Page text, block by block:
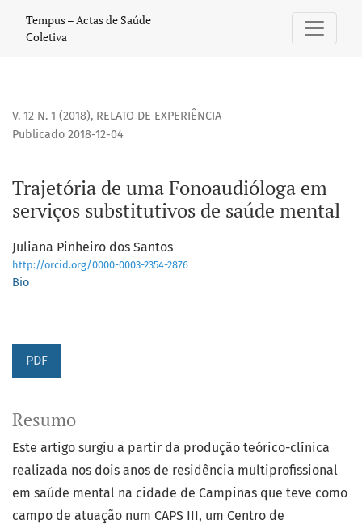
Trajetória de uma Fonoaudióloga em serviços
Tempus – Actas de Saúde
Coletiva
V. 12 N. 1 (2018), RELATO DE EXPERIÊNCIA
Trajetória de uma Fonoaudióloga em
serviços substitutivos de saúde mental
Publicado 2018-12-04
Juliana Pinheiro dos Santos
http://orcid.org/0000-0003-2354-2876
Bio
PDF
Resumo
Este artigo surgiu a partir da produção teórico-clínica
realizada nos dois anos de residência multiprofissional
em saúde mental na cidade de Campinas que teve como
campo de atuação num CAPS III, um Centro de